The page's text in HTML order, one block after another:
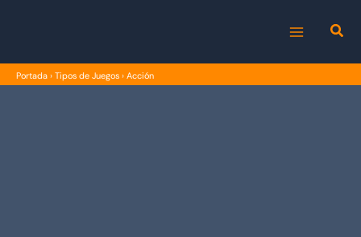
MENU
Portada › Tipos de Juegos › Acción